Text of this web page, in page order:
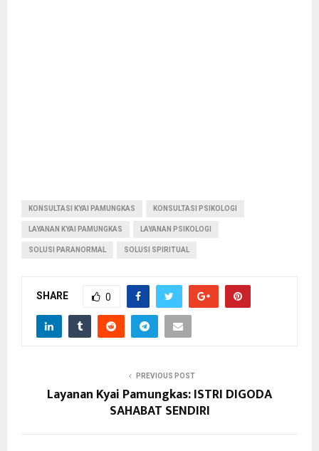
KONSULTASI KYAI PAMUNGKAS KONSULTASI PSIKOLOGI
LAYANAN KYAI PAMUNGKAS LAYANAN PSIKOLOGI
SOLUSI PARANORMAL SOLUSI SPIRITUAL
SHARE 0
PREVIOUS POST
Layanan Kyai Pamungkas: ISTRI DIGODA
SAHABAT SENDIRI